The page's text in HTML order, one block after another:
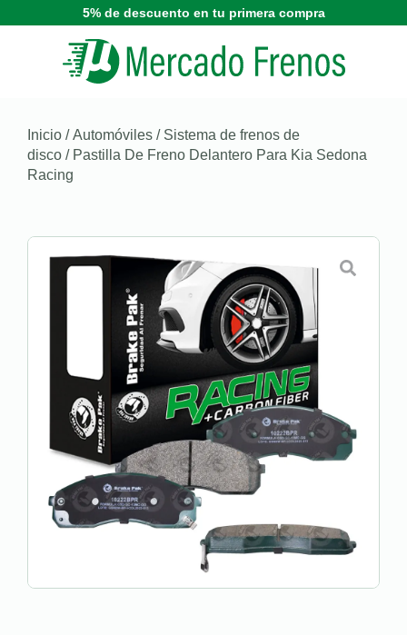
5% de descuento en tu primera compra
Inicio /Automóviles / Sistema de frenos de
disco / Pastilla De Freno Delantero Para Kia Sedona
Racing